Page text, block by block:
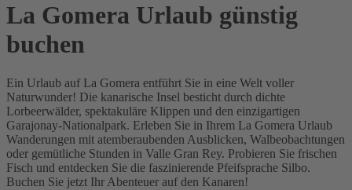
La Gomera Urlaub günstig
buchen
Ein Urlaub auf La Gomera entführt Sie in eine Welt voller
Naturwunder! Die kanarische Insel besticht durch dichte
Lorbeerwälder, spektakuläre Klippen und den einzigartigen
Garajonay-Nationalpark. Erleben Sie in Ihrem La Gomera Urlaub
Wanderungen mit atemberaubenden Ausblicken, Walbeobachtungen
oder gemütliche Stunden in Valle Gran Rey. Probieren Sie frischen
Fisch und entdecken Sie die faszinierende Pfeifsprache Silbo.
Buchen Sie jetzt Ihr Abenteuer auf den Kanaren!